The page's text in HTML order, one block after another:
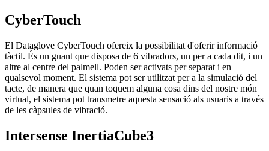
CyberTouch
El Dataglove CyberTouch ofereix la possibilitat d'oferir informació
tàctil. És un guant que disposa de 6 vibradors, un per a cada dit, i un
altre al centre del palmell. Poden ser activats per separat i en
qualsevol moment. El sistema pot ser utilitzat per a la simulació del
tacte, de manera que quan toquem alguna cosa dins del nostre món
virtual, el sistema pot transmetre aquesta sensació als usuaris a través
de les càpsules de vibració.
Intersense InertiaCube3